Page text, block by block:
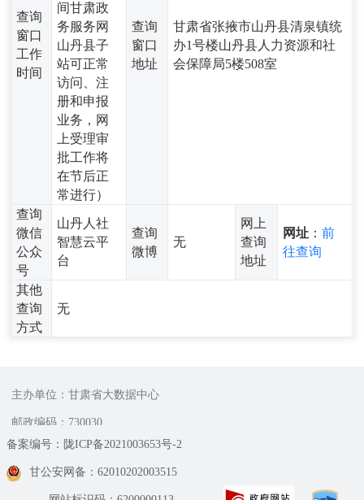
查询
窗口
工作
时间
间甘肃政
务服务网
山丹县子
站可正常
访问、注
册和申报
业务，网
上受理审
批工作将
在节后正
常进行）
查询
窗口
地址
甘肃省张掖市山丹县清泉镇统
办1号楼山丹县人力资源和社
会保障局5楼508室
查询
微信
公众
号
山丹人社
智慧云平
台
查询
微博
无
网上
查询
地址
网址 ：前
往查询
其他
查询
方式
无
主办单位：甘肃省大数据中心
邮政编码：730030
备案编号：陇ICP备2021003653号-2
甘公安网备：62010202003515